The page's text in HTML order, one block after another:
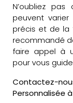
N’oubliez
peuvent
précis et de la
recommandé
faire appel à
pour vous
Contactez-
Personnalisée